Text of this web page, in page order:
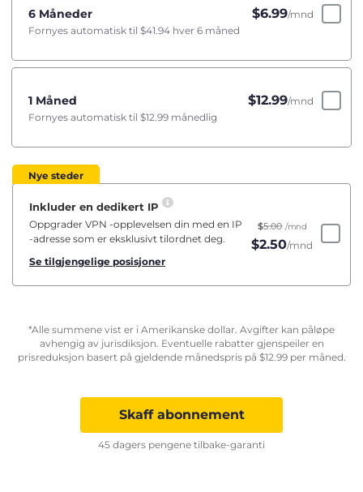
6 Måneder $6.99/mnd
Fornyes automatisk til $41.94 hver 6 måned
1 Måned $12.99/mnd
Fornyes automatisk til $12.99 månedlig
Nye steder
Inkluder en dedikert IP
Oppgrader VPN -opplevelsen din med en IP
-adresse som er eksklusivt tilordnet deg.
Se tilgjengelige posisjoner
$5.00 /mnd
$2.50/mnd
*Alle summene vist er i Amerikanske dollar. Avgifter kan påløpe
avhengig av jurisdiksjon. Eventuelle rabatter gjenspeiler en
prisreduksjon basert på gjeldende månedspris på $12.99per måned.
Skaff abonnement
45 dagers pengene tilbake-garanti